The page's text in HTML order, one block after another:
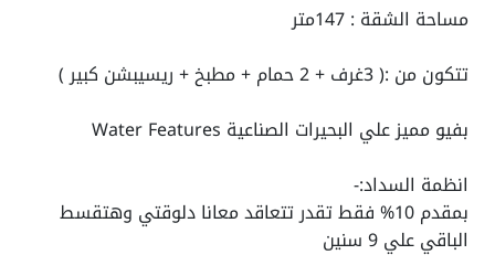
مساحة الشقة : 147متر
تتكون من :( 3غرف + 2 حمام + مطبخ + ريسيبشن كبير )
بفيو مميز علي البحيرات الصناعية Water Features
انظمة السداد:-
بمقدم 10% فقط تقدر تتعاقد معانا دلوقتي وهتقسط
الباقي علي 9 سنين